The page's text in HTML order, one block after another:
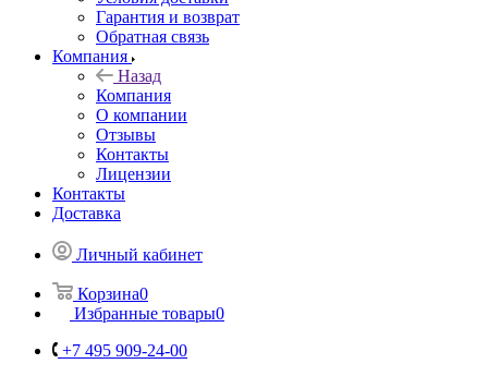
Гарантия и возврат
Обратная связь
Компания
Назад
Компания
О компании
Отзывы
Контакты
Лицензии
Контакты
Доставка
Личный кабинет
Корзина0
Избранные товары0
+7 495 909-24-00